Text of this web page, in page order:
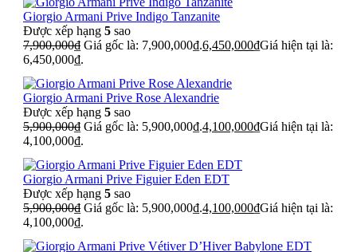
Giorgio Armani Prive Indigo Tanzanite
Được xếp hạng 5 sao
7,900,000₫ Giá gốc là: 7,900,000₫.6,450,000₫Giá hiện tại là:
6,450,000₫.
Giorgio Armani Prive Rose Alexandrie
Được xếp hạng 5 sao
5,900,000₫ Giá gốc là: 5,900,000₫.4,100,000₫Giá hiện tại là:
4,100,000₫.
Giorgio Armani Prive Figuier Eden EDT
Được xếp hạng 5 sao
5,900,000₫ Giá gốc là: 5,900,000₫.4,100,000₫Giá hiện tại là:
4,100,000₫.